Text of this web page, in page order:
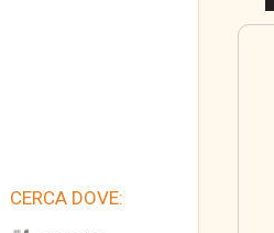
CERCA DOVE: